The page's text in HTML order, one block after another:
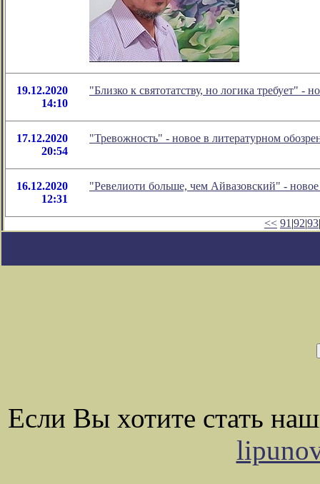
19.12.2020
14:10
"Близко к святотатству, но логика требует"
17.12.2020
20:54
"Тревожность" - новое в литературном
16.12.2020
12:31
"Ревелиоти больше, чем Айвазовский" -
<< 91 |92|93|
Если Вы хотите стать